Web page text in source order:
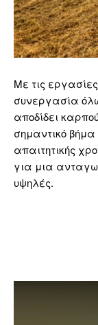
Με τις
συνεργασία
αποδίδει
σημαντικό
απαιτητικής
για μια
υψηλές.